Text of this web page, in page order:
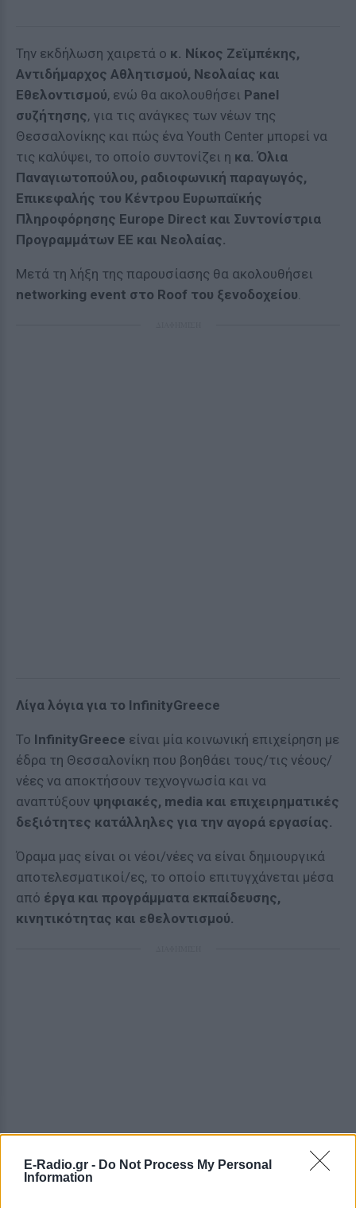
E-Radio.gr - Do Not Process My Personal
Information
Την εκδήλωση χαιρετά ο κ. Νίκος Ζεϊμπέκης,
Αντιδήμαρχος Αθλητισμού, Νεολαίας και
Εθελοντισμού, ενώ θα ακολουθήσει Panel
συζήτησης, για τις ανάγκες των νέων της
Θεσσαλονίκης και πώς ένα Youth Center μπορεί να
τις καλύψει, το οποίο συντονίζει η κα. Όλια
Παναγιωτοπούλου, ραδιοφωνική παραγωγός,
Επικεφαλής του Κέντρου Ευρωπαϊκής
Πληροφόρησης Europe Direct και Συντονίστρια
Προγραμμάτων ΕΕ και Νεολαίας.
Μετά τη λήξη της παρουσίασης θα ακολουθήσει
networking event στο Roof του ξενοδοχείου.
Λίγα λόγια για το InfinityGreece
Το InfinityGreece είναι μία κοινωνική επιχείρηση με
έδρα τη Θεσσαλονίκη που βοηθάει τους/τις νέους/
νέες να αποκτήσουν τεχνογνωσία και να
αναπτύξουν ψηφιακές, media και επιχειρηματικές
δεξιότητες κατάλληλες για την αγορά εργασίας.
Όραμα μας είναι οι νέοι/νέες να είναι δημιουργικά
αποτελεσματικοί/ες, το οποίο επιτυγχάνεται μέσα
από έργα και προγράμματα εκπαίδευσης,
κινητικότητας και εθελοντισμού.